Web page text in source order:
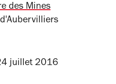
des Mines
juillet 2016